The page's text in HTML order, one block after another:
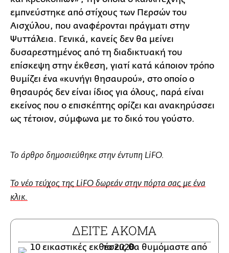
εμπνεύστηκε από στίχους των Περσών του
Αισχύλου, που αναφέρονται πράγματι στην
Ψυττάλεια. Γενικά, κανείς δεν θα μείνει
δυσαρεστημένος από τη διαδικτυακή του
επίσκεψη στην έκθεση, γιατί κατά κάποιον τρόπο
θυμίζει ένα «κυνήγι θησαυρού», στο οποίο ο
θησαυρός δεν είναι ίδιος για όλους, παρά είναι
εκείνος που ο επισκέπτης ορίζει και ανακηρύσσει
ως τέτοιον, σύμφωνα με το δικό του γούστο.
Το άρθρο δημοσιεύθηκε στην έντυπη LiFO.
Το νέο τεύχος της LiFO δωρεάν στην πόρτα σας με ένα
κλικ.
ΔΕΙΤΕ ΑΚΟΜΑ